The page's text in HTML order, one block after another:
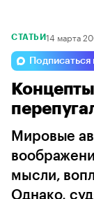
Omoda
Geely
СТАТЬИ14 марта
Мировые
мысли,
Однако,